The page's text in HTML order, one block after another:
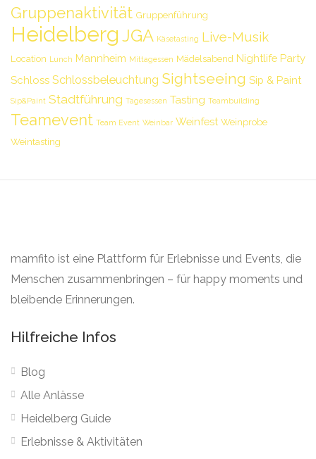
Gruppenaktivität Gruppenführung
Heidelberg JGA Käsetasting Live-Musik
Location Lunch Mannheim Mittagessen Mädelsabend Nightlife Party
Schloss Schlossbeleuchtung Sightseeing Sip & Paint
Sip&Paint Stadtführung Tagesessen Tasting Teambuilding
Teamevent Team Event Weinbar Weinfest Weinprobe
Weintasting
mamfito ist eine Plattform für Erlebnisse und Events, die
Menschen zusammenbringen – für happy moments und
bleibende Erinnerungen.
Hilfreiche Infos
Blog
Alle Anlässe
Heidelberg Guide
Erlebnisse & Aktivitäten